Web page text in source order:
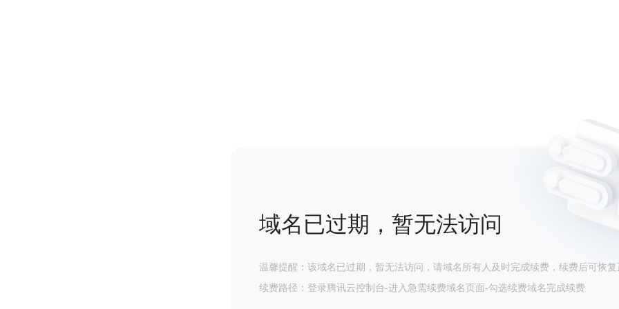
域名已过期，暂无法访问
温馨提醒：该域名已过期，暂无法访问，请域名所有人及时完成续费，续费后可恢复
续费路径：登录腾讯云控制台-进入急需续费域名页面-勾选续费域名完成续费